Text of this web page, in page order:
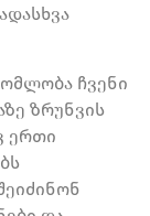
ჩვენი
ზრუნვის
ერთი